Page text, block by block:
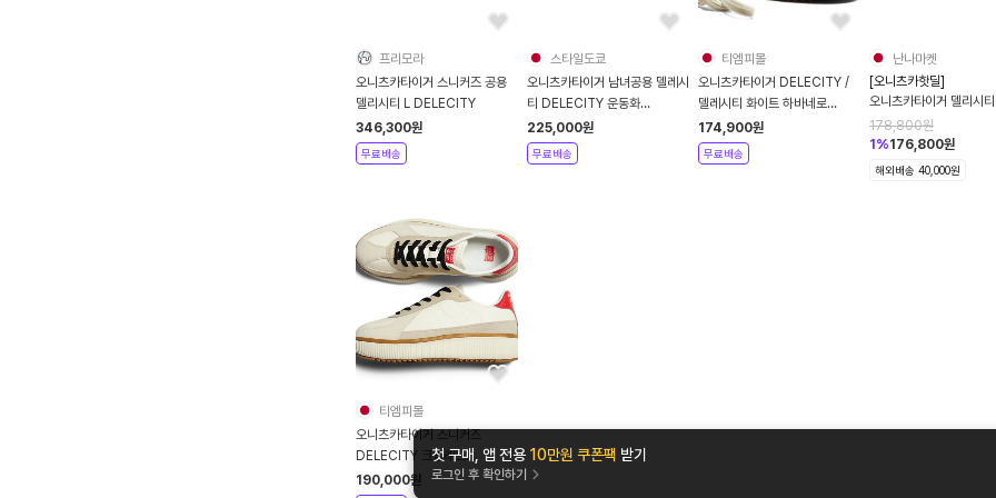
첫 구매, 앱 전용 10만원 쿠폰팩 받기
로그인 후 확인하기
프리모라
오니츠카타이거 스니커즈 공용
델리시티 L DELECITY
346,300원
무료배송
스타일도쿄
오니츠카타이거 남녀공용 델레시
티 DELECITY 운동화
1183B941-020
225,000원
무료배송
티엠피몰
오니츠카타이거 DELECITY /
델레시티 화이트 하바네로
/1183B874.102
174,900원
무료배송
난나마켓
[오니츠카핫딜]
오니츠카타이거 델리시
DELECITY 1183B941
178,800원
1 %176,800원
해외배송 40,000원
티엠피몰
오니츠카타이거 스니커즈
DELECITY 크림레드
1183B874-104
190,000원